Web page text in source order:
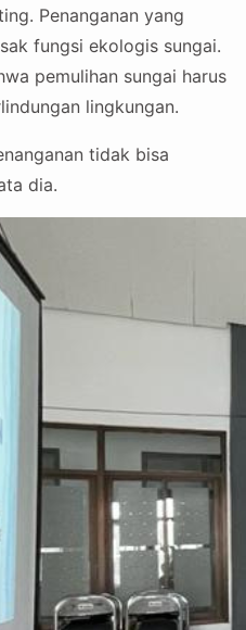
Penanganan yang
fungsi ekologis sungai.
pemulihan sungai harus
lingkungan.
tidak bisa
dia.